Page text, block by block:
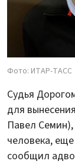
Фото: ИТАР-ТАСС
Судья
для
Павел
человека,
сообщил